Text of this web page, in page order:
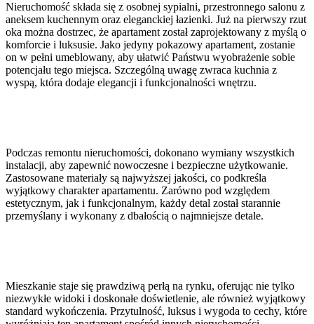
Nieruchomość składa się z osobnej sypialni, przestronnego salonu z
aneksem kuchennym oraz eleganckiej łazienki. Już na pierwszy rzut
oka można dostrzec, że apartament został zaprojektowany z myślą o
komforcie i luksusie. Jako jedyny pokazowy apartament, zostanie
on w pełni umeblowany, aby ułatwić Państwu wyobrażenie sobie
potencjału tego miejsca. Szczególną uwagę zwraca kuchnia z
wyspą, która dodaje elegancji i funkcjonalności wnętrzu.
Podczas remontu nieruchomości, dokonano wymiany wszystkich
instalacji, aby zapewnić nowoczesne i bezpieczne użytkowanie.
Zastosowane materiały są najwyższej jakości, co podkreśla
wyjątkowy charakter apartamentu. Zarówno pod względem
estetycznym, jak i funkcjonalnym, każdy detal został starannie
przemyślany i wykonany z dbałością o najmniejsze detale.
Mieszkanie staje się prawdziwą perłą na rynku, oferując nie tylko
niezwykłe widoki i doskonałe doświetlenie, ale również wyjątkowy
standard wykończenia. Przytulność, luksus i wygoda to cechy, które